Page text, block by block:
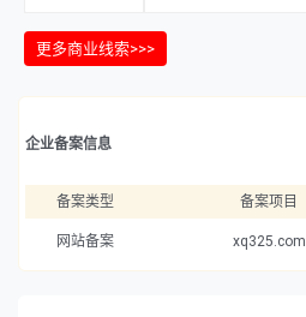
更多商业线索>>>
企业备案信息
备案类型 备案项目
网站备案 xq325.com